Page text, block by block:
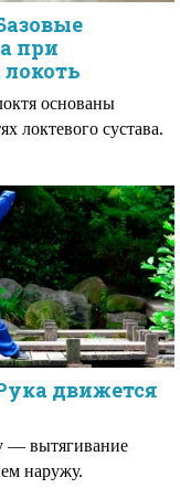
при
основаны
локтевого сустава.
движется
— вытягивание
наружу.